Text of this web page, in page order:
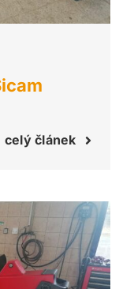
celý článek